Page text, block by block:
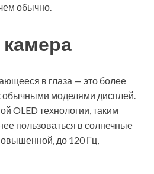
обычно.
в глаза — это более
обычными моделями дисплей.
OLED технологии, таким
пользоваться в солнечные
до 120 Гц,